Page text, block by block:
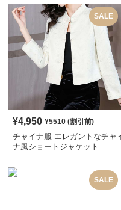
SALE
¥4,950 ¥5510(割引前)
チャイナ服 エレガントなチャ
ナ風ショートジャケット
SALE